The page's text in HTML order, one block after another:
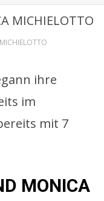
ihre
im
mit 7
MONICA